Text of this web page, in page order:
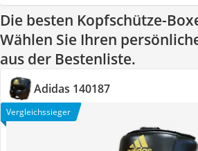
Die besten Kopfschütze-
Wählen Sie Ihren
aus der Bestenliste.
Adidas 140187
Vergleichssieger